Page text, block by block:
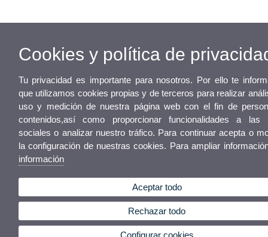
Cookies y política de
Tu privacidad es importante para nosotros. Por ello te
que utilizamos cookies propias y de terceros para realizar
uso y medición de nuestra página web con el fin de
contenidos,así como proporcionar funcionalidades a las
sociales o analizar nuestro tráfico. Para continuar acepta o
la configuración de nuestras cookies. Para ampliar
información
Aceptar todo
Rechazar todo
Configurar cookies